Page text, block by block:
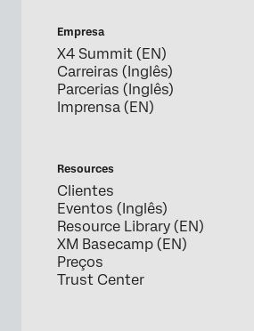
Empresa
X4 Summit (EN)
Carreiras (Inglês)
Parcerias (Inglês)
Imprensa (EN)
Resources
Clientes
Eventos (Inglês)
Resource Library (EN)
XM Basecamp (EN)
Preços
Trust Center